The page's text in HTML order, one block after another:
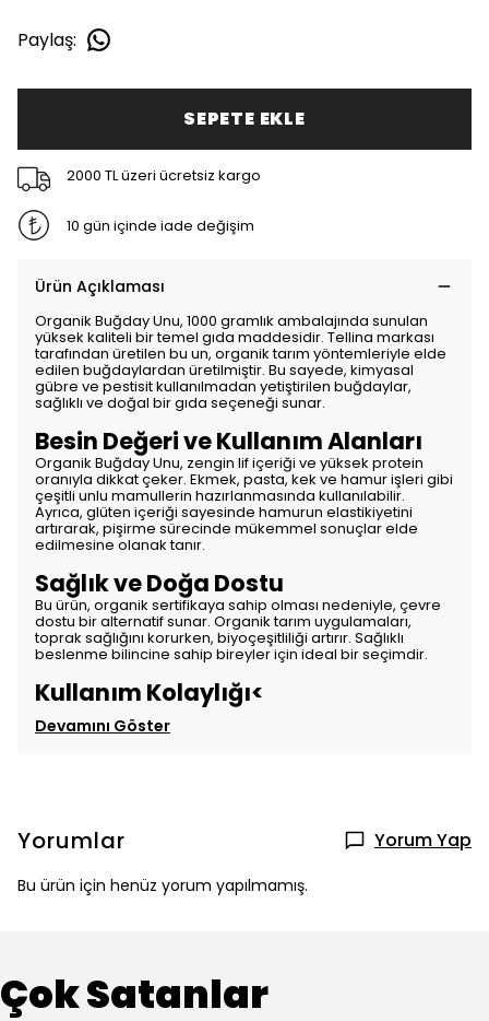
Paylaş:
SEPETE EKLE
2000 TL üzeri ücretsiz kargo
10 gün içinde iade değişim
Ürün Açıklaması
Organik Buğday Unu, 1000 gramlık ambalajında sunulan
yüksek kaliteli bir temel gıda maddesidir. Tellina markası
tarafından üretilen bu un, organik tarım yöntemleriyle elde
edilen buğdaylardan üretilmiştir. Bu sayede, kimyasal
gübre ve pestisit kullanılmadan yetiştirilen buğdaylar,
sağlıklı ve doğal bir gıda seçeneği sunar.
Besin Değeri ve Kullanım Alanları
Organik Buğday Unu, zengin lif içeriği ve yüksek protein
oranıyla dikkat çeker. Ekmek, pasta, kek ve hamur işleri gibi
çeşitli unlu mamullerin hazırlanmasında kullanılabilir.
Ayrıca, glüten içeriği sayesinde hamurun elastikiyetini
artırarak, pişirme sürecinde mükemmel sonuçlar elde
edilmesine olanak tanır.
Sağlık ve Doğa Dostu
Bu ürün, organik sertifikaya sahip olması nedeniyle, çevre
dostu bir alternatif sunar. Organik tarım uygulamaları,
toprak sağlığını korurken, biyoçeşitliliği artırır. Sağlıklı
beslenme bilincine sahip bireyler için ideal bir seçimdir.
Kullanım Kolaylığı<
Devamını Göster
Yorumlar Yorum Yap
Bu ürün için henüz yorum yapılmamış.
Çok Satanlar